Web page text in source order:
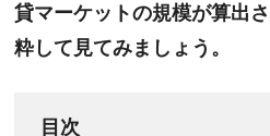
貸マーケットの規模が算出
粋して見てみましょう。
目次